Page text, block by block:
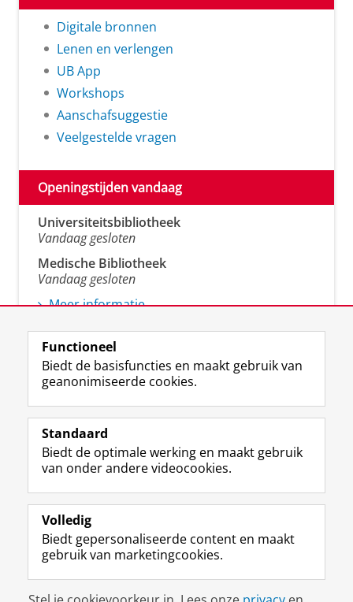
Digitale bronnen
Lenen en verlengen
UB App
Workshops
Aanschafsuggestie
Veelgestelde vragen
Openingstijden vandaag
Universiteitsbibliotheek
Vandaag gesloten
Medische Bibliotheek
Vandaag gesloten
Meer informatie
Volg ons op
M
a
t
o
o
p
r
o
f
i
I
n
t
r
m
-
c
c
De UB voor medewerkers
Praktisch
Over de UB
Disclaimer & Copyright
Functioneel
Biedt de basisfuncties en maakt gebruik van
geanonimiseerde cookies.
Standaard
Biedt de optimale werking en maakt gebruik
van onder andere videocookies.
Volledig
Biedt gepersonaliseerde content en maakt
gebruik van marketingcookies.